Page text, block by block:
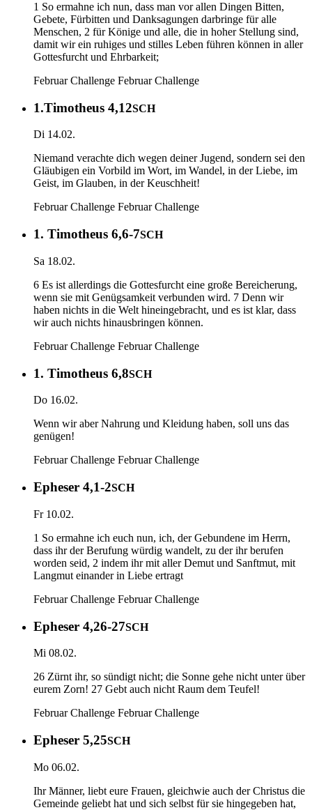
1 So ermahne ich nun, dass man vor allen Dingen Bitten,
Gebete, Fürbitten und Danksagungen darbringe für alle
Menschen, 2 für Könige und alle, die in hoher Stellung sind,
damit wir ein ruhiges und stilles Leben führen können in aller
Gottesfurcht und Ehrbarkeit;
Februar Challenge Februar Challenge
1.Timotheus 4,12SCH
Di 14.02.
Niemand verachte dich wegen deiner Jugend, sondern sei den
Gläubigen ein Vorbild im Wort, im Wandel, in der Liebe, im
Geist, im Glauben, in der Keuschheit!
Februar Challenge Februar Challenge
1. Timotheus 6,6-7SCH
Sa 18.02.
6 Es ist allerdings die Gottesfurcht eine große Bereicherung,
wenn sie mit Genügsamkeit verbunden wird. 7 Denn wir
haben nichts in die Welt hineingebracht, und es ist klar, dass
wir auch nichts hinausbringen können.
Februar Challenge Februar Challenge
1. Timotheus 6,8SCH
Do 16.02.
Wenn wir aber Nahrung und Kleidung haben, soll uns das
genügen!
Februar Challenge Februar Challenge
Epheser 4,1-2SCH
Fr 10.02.
1 So ermahne ich euch nun, ich, der Gebundene im Herrn,
dass ihr der Berufung würdig wandelt, zu der ihr berufen
worden seid, 2 indem ihr mit aller Demut und Sanftmut, mit
Langmut einander in Liebe ertragt
Februar Challenge Februar Challenge
Epheser 4,26-27SCH
Mi 08.02.
26 Zürnt ihr, so sündigt nicht; die Sonne gehe nicht unter über
eurem Zorn! 27 Gebt auch nicht Raum dem Teufel!
Februar Challenge Februar Challenge
Epheser 5,25SCH
Mo 06.02.
Ihr Männer, liebt eure Frauen, gleichwie auch der Christus die
Gemeinde geliebt hat und sich selbst für sie hingegeben hat,